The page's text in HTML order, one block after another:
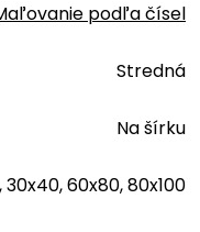
podľa čísel
Stredná
Na šírku
30x40, 60x80, 80x100